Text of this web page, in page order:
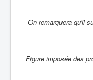
On remarquera qu'il
Figure imposée des